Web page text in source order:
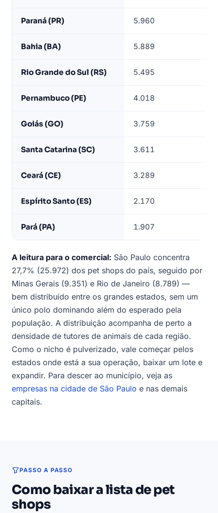
LeadJet
Paraná (PR) 5.960
Bahia (BA) 5.889
Rio Grande do Sul (RS) 5.495
Pernambuco (PE) 4.018
Goiás (GO) 3.759
Santa Catarina (SC) 3.611
Ceará (CE) 3.289
Espírito Santo (ES) 2.170
Pará (PA) 1.907
A leitura para o comercial: São Paulo concentra
27,7% (25.972) dos pet shops do país, seguido por
Minas Gerais (9.351) e Rio de Janeiro (8.789) —
bem distribuído entre os grandes estados, sem um
único polo dominando além do esperado pela
população. A distribuição acompanha de perto a
densidade de tutores de animais de cada região.
Como o nicho é pulverizado, vale começar pelos
estados onde está a sua operação, baixar um lote e
expandir. Para descer ao município, veja as
empresas na cidade de São Paulo e nas demais
capitais.
PASSO A PASSO
Como baixar a lista de pet
shops